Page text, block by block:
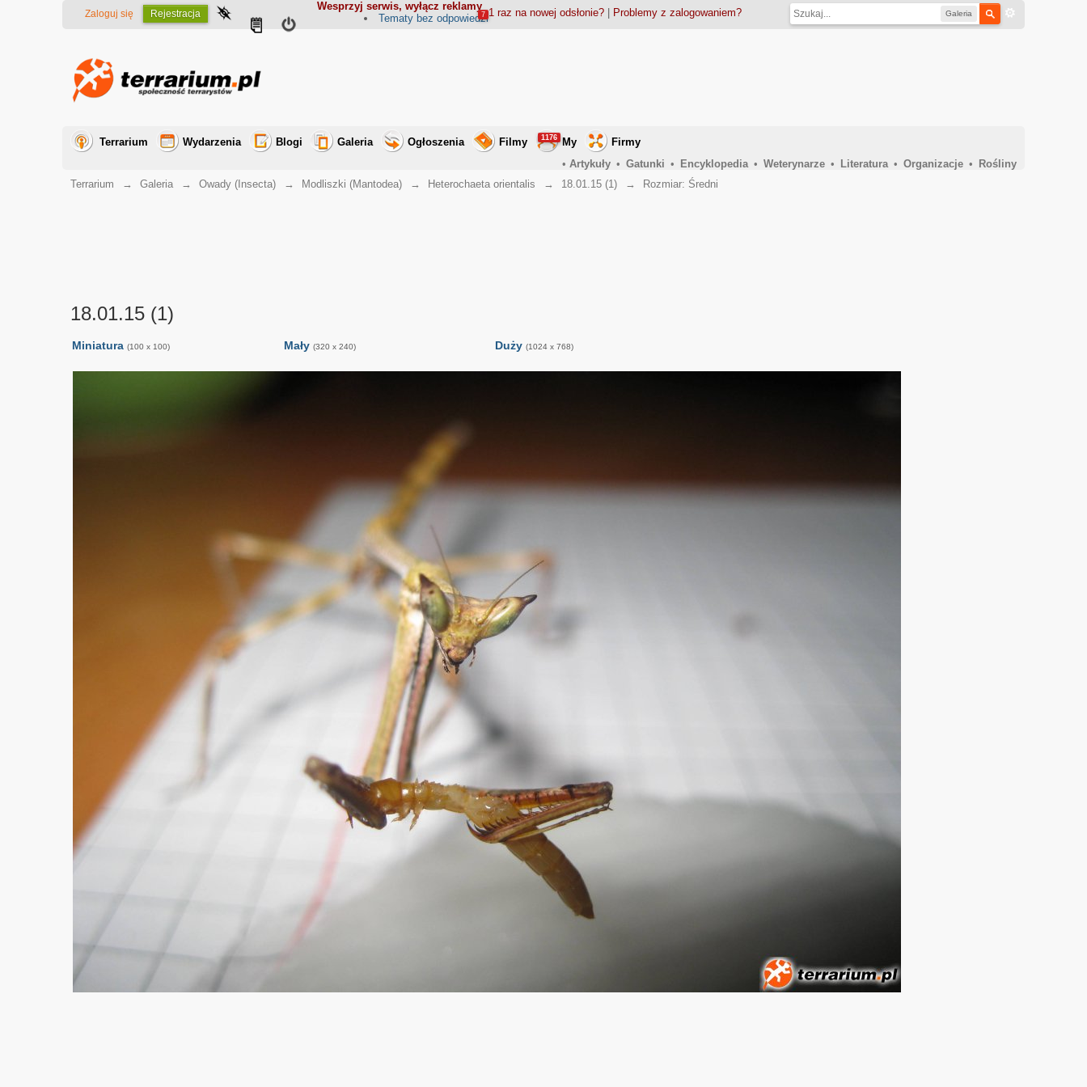
Wesprzyj serwis, wyłącz reklamy
Galeria
Zaloguj się Rejestracja 1 raz na nowej odsłonie?| Problemy z zalogowaniem?
Tematy bez odpowiedzi
7
Terrarium Wydarzenia Blogi Galeria Ogłoszenia Filmy My
1176
Firmy
• Artykuły • Gatunki • Encyklopedia • Weterynarze • Literatura • Organizacje •
Rośliny
Terrarium
→ Galeria → Owady (Insecta) → Modliszki (Mantodea) → Heterochaeta orientalis → 18.01.15 (1) → Rozmiar: Średni
18.01.15 (1)
Miniatura (100 x 100) Mały (320 x 240) Duży (1024 x 768)